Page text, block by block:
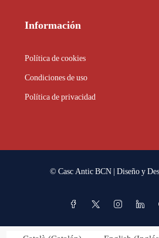
Información
Política de cookies
Condiciones de uso
Política de privacidad
© Casc Antic BCN | Diseño y